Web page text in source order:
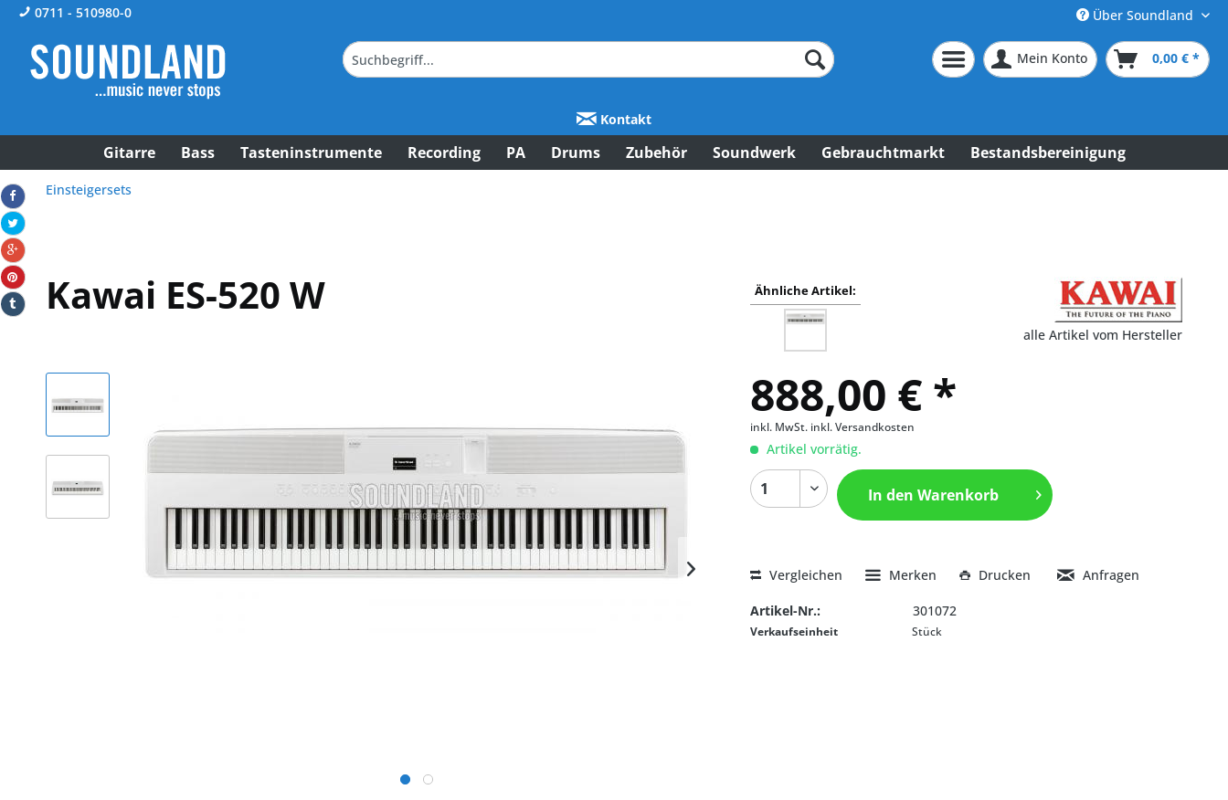
0711 - 510980-0 Über Soundland
Mein Konto 0,00 € *
Kontakt
Gitarre Bass Tasteninstrumente Recording PA Drums Zubehör Soundwerk Gebrauchtmarkt Bestandsbereinigung
Einsteigersets
Kawai ES-520 W Ähnliche Artikel:
alle Artikel vom Hersteller
888,00 € *
inkl. MwSt. inkl. Versandkosten
Artikel vorrätig.
In den Warenkorb
Vergleichen Merken Drucken Anfragen
Artikel-Nr.: 301072
Verkaufseinheit Stück